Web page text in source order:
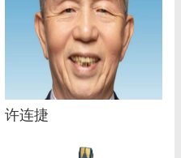
许连捷